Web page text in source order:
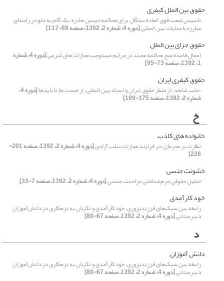
حقوق بین الملل کیفری
تاسیس شعب فوق العاده سنگال برای محاکمه حیسن هابره: یک گام به جلو در راستای
مبارزه با جنایات بین المللی[دوره 4، شماره 2، 1392، صفحه 89-117]
حقوق جزای بین الملل
اعمال قاعده منع محاکمه مجدد در جرایم مستوجب مجازات های شرعی [دوره 4، شماره
1، 1392، صفحه 73-95]
حقوق کیفری ایران
«جلب شاهد» از منظر حقوق ایران و اسناد بین المللی، از هست ها تا بایدها [دوره 4،
شماره 2، 1392، صفحه 175-199]
خ
خانواده های کاذب
نظارت بر مجرمان، در فرایند مجازات سلب آزادی [دوره 4، شماره 2، 1392، صفحه 201-
226]
خشونت جنسی
تحلیل حقوقی جرم‌شناختی مزاحمت جنسی[دوره 4، شماره 2، 1392، صفحه 7-33]
خود کارآمدی
رابطه بین سبک‌های فرزندپروری، خود کارآمدی و نگرش به بزهکاری در دانش‌آموزان
دبیرستانی[دوره 4، شماره 2، 1392، صفحه 67-88]
د
دانش آموزان
رابطه بین سبک‌های فرزندپروری، خود کارآمدی و نگرش به بزهکاری در دانش‌آموزان
دبیرستانی[دوره 4، شماره 2، 1392، صفحه 67-88]